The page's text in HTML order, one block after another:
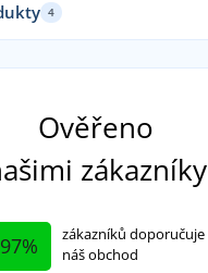
4
Ověřeno
zákazníky
97%
zákazníků doporučuje
náš obchod